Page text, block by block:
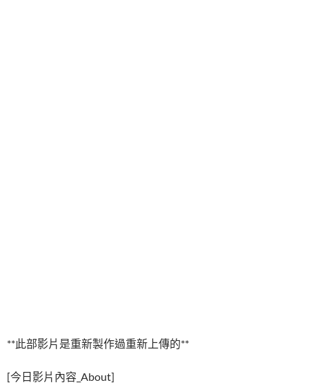
**此部影片是重新製作過重新上傳的**
[今日影片內容_About]